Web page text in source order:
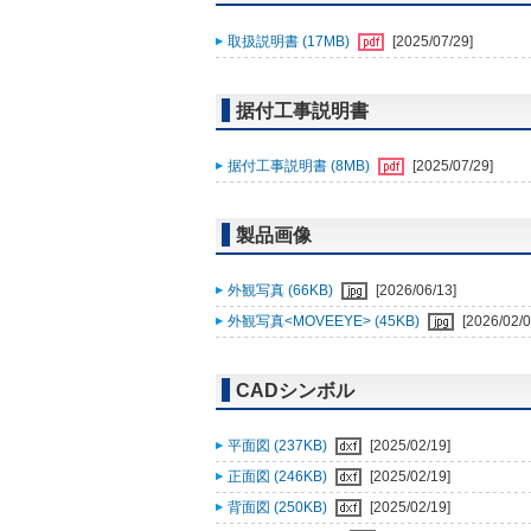
取扱説明書 (17MB) [2025/07/29]
据付工事説明書
据付工事説明書 (8MB) [2025/07/29]
製品画像
外観写真 (66KB)
[2026/06/13]
外観写真<MOVEEYE> (45KB)
[2026/02/
CADシンボル
平面図 (237KB)
[2025/02/19]
正面図 (246KB)
[2025/02/19]
背面図 (250KB)
[2025/02/19]